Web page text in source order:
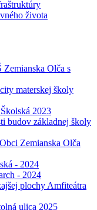
života
Zemianska Olča s
materskej školy
2023
budov základnej školy
Zemianska Olča
- 2024
- 2024
plochy Amfiteátra
ulica 2025